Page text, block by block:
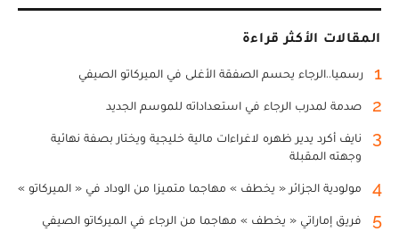
المقالات الأكثر قراءة
1 رسميا..الرجاء يحسم الصفقة الأغلى في الميركاتو الصيفي
2 صدمة لمدرب الرجاء في استعداداته للموسم الجديد
3
نايف أكرد يدير ظهره لاغراءات مالية خليجية ويختار بصفة نهائية
وجهته المقبلة
4 مولودية الجزائر « يخطف » مهاجما متميزا من الوداد في « الميركاتو »
5 فريق إماراتي « يخطف » مهاجما من الرجاء في الميركاتو الصيفي